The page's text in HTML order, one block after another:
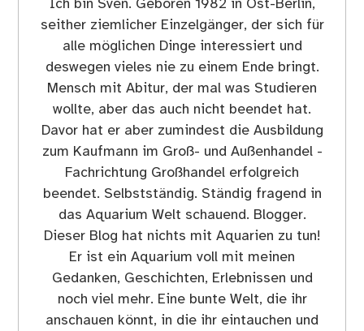
Ich bin Sven. Geboren 1982 in Ost-Berlin,
seither ziemlicher Einzelgänger, der sich für
alle möglichen Dinge interessiert und
deswegen vieles nie zu einem Ende bringt.
Mensch mit Abitur, der mal was Studieren
wollte, aber das auch nicht beendet hat.
Davor hat er aber zumindest die Ausbildung
zum Kaufmann im Groß- und Außenhandel -
Fachrichtung Großhandel erfolgreich
beendet. Selbstständig. Ständig fragend in
das Aquarium Welt schauend. Blogger.
Dieser Blog hat nichts mit Aquarien zu tun!
Er ist ein Aquarium voll mit meinen
Gedanken, Geschichten, Erlebnissen und
noch viel mehr. Eine bunte Welt, die ihr
anschauen könnt, in die ihr eintauchen und